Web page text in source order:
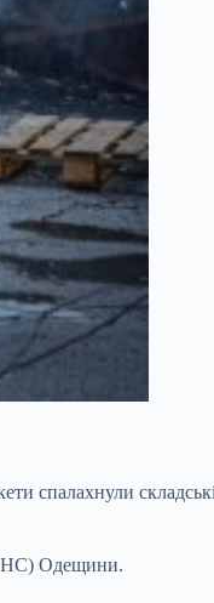
спалахнули
Одещини.